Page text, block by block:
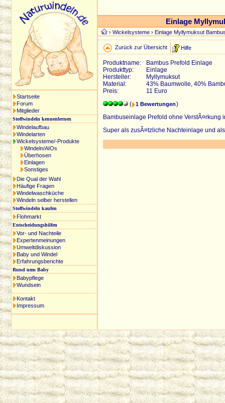
Startseite
Forum
Mitglieder
Stoffwindeln kennenlernen
Windelaufbau
Windelarten
Wickelsysteme/-Produkte
Windeln/AIOs
Überhosen
Einlagen
Sonstiges
Die Qual der Wahl
Häufige Fragen
Windelwaschküche
Windeln selber herstellen
Stoffwindeln kaufen
Flohmarkt
Entscheidungshilfen
Vor- und Nachteile
Expertenmeinungen
Umweltdiskussion
Baby und Windel
Erfahrungsberichte
Rund ums Baby
Babypflege
Wundsein
Kontakt
Impressum
Einlage
›Wickelsysteme › Einlage Myllymuksut
Zurück zur Übersicht Hilfe
Produktname:
Bambus Prefold Einlage
Produkttyp:
Einlage
Hersteller:
Myllymuksut
Material:
43% Baumwolle, 40%
Preis:
11 Euro
(
1 Bewertungen)
Bambuseinlage Prefold ohne VerstÃ¤rkung
Super als zusÃ¤tzliche Nachteinlage und